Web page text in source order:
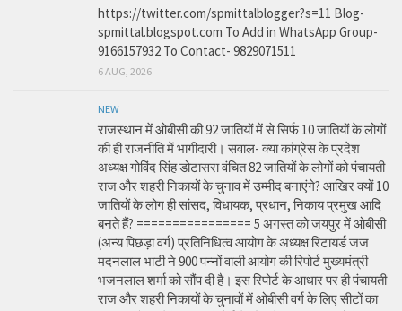
https://twitter.com/spmittalblogger?s=11 Blog-
spmittal.blogspot.com To Add in WhatsApp Group-
9166157932 To Contact- 9829071511
6 AUG, 2026
NEW
राजस्थान में ओबीसी की 92 जातियों में से सिर्फ 10 जातियों के लोगों
की ही राजनीति में भागीदारी। सवाल- क्या कांग्रेस के प्रदेश
अध्यक्ष गोविंद सिंह डोटासरा वंचित 82 जातियों के लोगों को पंचायती
राज और शहरी निकायों के चुनाव में उम्मीद बनाएंगे? आखिर क्यों 10
जातियों के लोग ही सांसद, विधायक, प्रधान, निकाय प्रमुख आदि
बनते हैं? ================ 5 अगस्त को जयपुर में ओबीसी
(अन्य पिछड़ा वर्ग) प्रतिनिधित्व आयोग के अध्यक्ष रिटायर्ड जज
मदनलाल भाटी ने 900 पन्नों वाली आयोग की रिपोर्ट मुख्यमंत्री
भजनलाल शर्मा को सौंप दी है। इस रिपोर्ट के आधार पर ही पंचायती
राज और शहरी निकायों के चुनावों में ओबीसी वर्ग के लिए सीटों का